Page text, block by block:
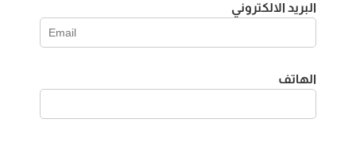
البريد الالكتروني
الهاتف